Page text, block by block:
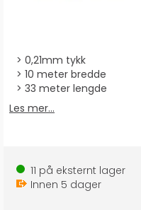
0,21mm tykk
10 meter bredde
33 meter lengde
Les mer...
11 på eksternt lager
Innen 5 dager